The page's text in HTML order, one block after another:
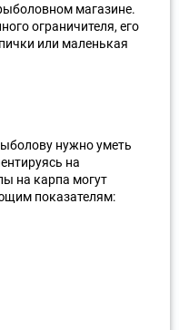
магазине.
ограничителя, его
или маленькая
нужно уметь
на
на карпа могут
показателям: